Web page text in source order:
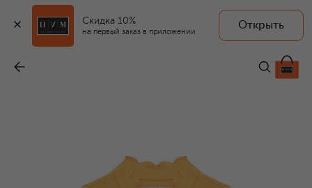
Скидка 10%
на первый заказ в приложении
Открыть
18 650 ₽